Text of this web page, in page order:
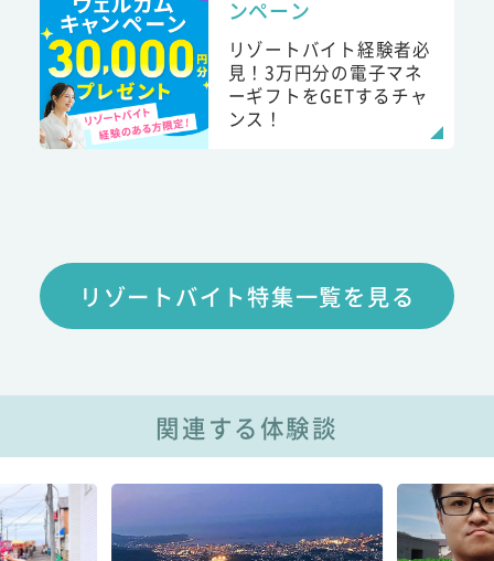
ンペーン
リゾートバイト経験者必
見！3万円分の電子マネ
ーギフトをGETするチャ
ンス！
リゾートバイト特集一覧を見る
関連する体験談